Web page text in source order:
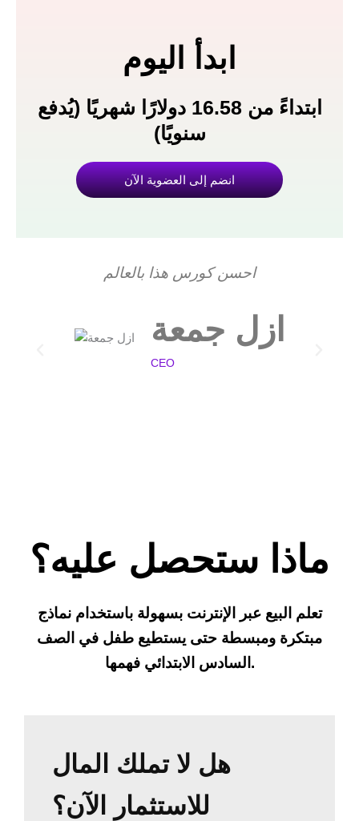
ابدأ اليوم
ابتداءً من 16.58 دولارًا شهريًا (يُدفع
سنويًا)
انضم إلى العضوية الآن
احسن كورس هذا بالعالم
ازل جمعة
CEO
ماذا ستحصل عليه؟
تعلم البيع عبر الإنترنت بسهولة باستخدام نماذج
مبتكرة ومبسطة حتى يستطيع طفل في الصف
السادس الابتدائي فهمها.
هل لا تملك المال
للاستثمار الآن؟